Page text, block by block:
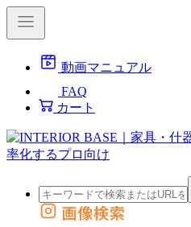
動画マニュアル
FAQ
カート
外部サイトの商品をカートに追加
画像検索